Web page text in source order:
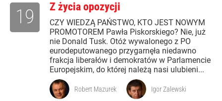
Z życia opozycji
CZY WIEDZĄ PAŃSTWO, KTO JEST NOWYM
PROMOTOREM Pawła Piskorskiego? Nie, już
nie Donald Tusk. Otóż wywalonego z PO
eurodeputowanego przygarnęła niedawno
frakcja liberałów i demokratów w Parlamencie
Europejskim, do której należą nasi ulubieni...
19
Robert Mazurek Igor Zalewski